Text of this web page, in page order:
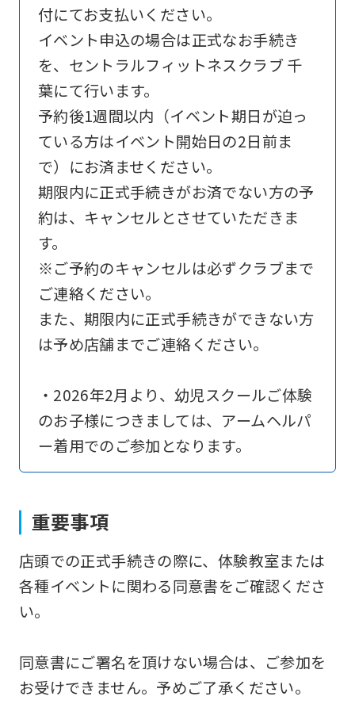
付にてお支払いください。
イベント申込の場合は正式なお手続き
を、セントラルフィットネスクラブ 千
葉にて行います。
予約後1週間以内（イベント期日が迫っ
ている方はイベント開始日の2日前ま
で）にお済ませください。
期限内に正式手続きがお済でない方の予
約は、キャンセルとさせていただきま
す。
※ご予約のキャンセルは必ずクラブまで
ご連絡ください。
また、期限内に正式手続きができない方
は予め店舗までご連絡ください。
・2026年2月より、幼児スクールご体験
のお子様につきましては、アームヘルパ
ー着用でのご参加となります。
重要事項
店頭での正式手続きの際に、体験教室または
各種イベントに関わる同意書をご確認くださ
い。
同意書にご署名を頂けない場合は、ご参加を
お受けできません。予めご了承ください。
official
website
is
automatically
translated
into
English.
Click
the
link
below
(start
automatic
translation)
to
return
to
the
if
you
automatic
translation